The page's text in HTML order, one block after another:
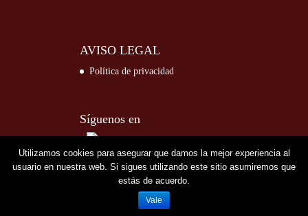
AVISO LEGAL
Política de privacidad
Síguenos en
Utilizamos cookies para asegurar que damos la mejor experiencia al
usuario en nuestra web. Si sigues utilizando este sitio asumiremos que
estás de acuerdo.
Vale